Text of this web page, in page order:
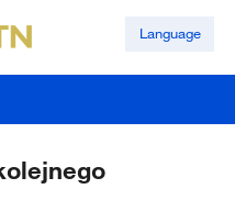
Language